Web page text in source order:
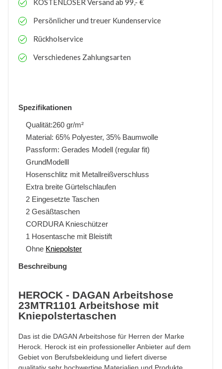
KOSTENLOSER Versand ab 99,- €
Persönlicher und treuer Kundenservice
Rückholservice
Verschiedenes Zahlungsarten
Spezifikationen
Qualität:260 gr/m²
Material: 65% Polyester, 35% Baumwolle
Passform: Gerades Modell (regular fit)
GrundModelll
Hosenschlitz mit Metallreißverschluss
Extra breite Gürtelschlaufen
2 Eingesetzte Taschen
2 Gesäßtaschen
CORDURA Knieschützer
1 Hosentasche mit Bleistift
Ohne Kniepolster
Beschreibung
HEROCK - DAGAN Arbeitshose
23MTR1101 Arbeitshose mit
Kniepolstertaschen
Das ist die DAGAN Arbeitshose für Herren der Marke
Herock. Herock ist ein professioneller Anbieter auf dem
Gebiet von Berufsbekleidung und liefert diverse